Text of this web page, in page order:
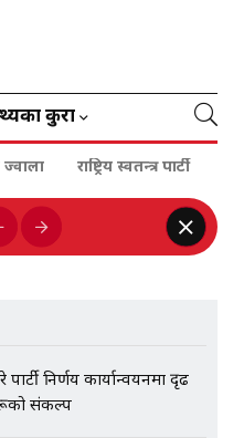
कुरा
ज्वाला राष्ट्रिय स्वतन्त्र पार्टी
निर्णय कार्यान्वयनमा दृढ
संकल्प